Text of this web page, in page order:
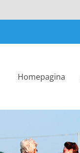
Homepagina